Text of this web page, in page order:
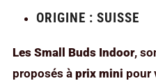
ORIGINE : SUISSE
Les Small Buds Indoor,
proposés à prix mini pour